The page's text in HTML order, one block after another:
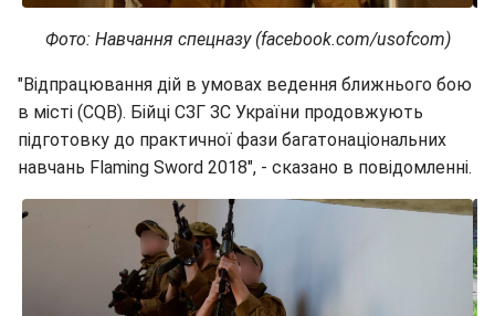
Фото: Навчання спецназу (facebook.com/usofcom)
"Відпрацювання дій в умовах ведення ближнього бою
в місті (CQB). Бійці СЗГ ЗС України продовжують
підготовку до практичної фази багатонаціональних
навчань Flaming Sword 2018", - сказано в повідомленні.